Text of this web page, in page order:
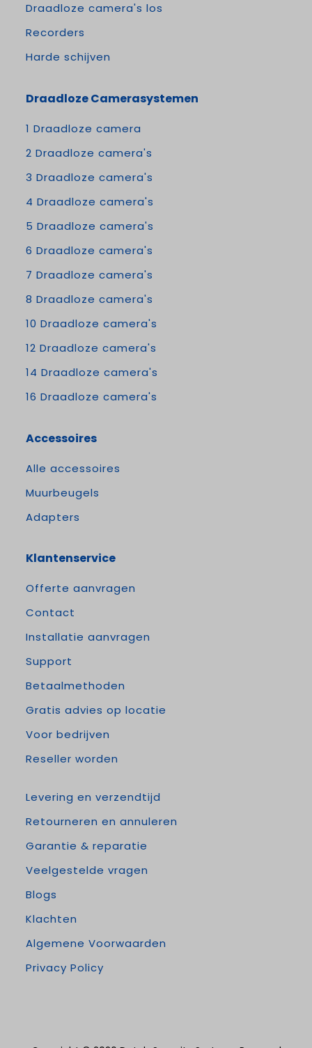
Draadloze camera's los
Recorders
Harde schijven
Draadloze Camerasystemen
1 Draadloze camera
2 Draadloze camera's
3 Draadloze camera's
4 Draadloze camera's
5 Draadloze camera's
6 Draadloze camera's
7 Draadloze camera's
8 Draadloze camera's
10 Draadloze camera's
12 Draadloze camera's
14 Draadloze camera's
16 Draadloze camera's
Accessoires
Alle accessoires
Muurbeugels
Adapters
Klantenservice
Offerte aanvragen
Contact
Installatie aanvragen
Support
Betaalmethoden
Gratis advies op locatie
Voor bedrijven
Reseller worden
Levering en verzendtijd
Retourneren en annuleren
Garantie & reparatie
Veelgestelde vragen
Blogs
Klachten
Algemene Voorwaarden
Privacy Policy